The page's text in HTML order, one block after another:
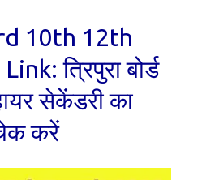
10th 12th
त्रिपुरा बोर्ड
सेकेंडरी का
करें